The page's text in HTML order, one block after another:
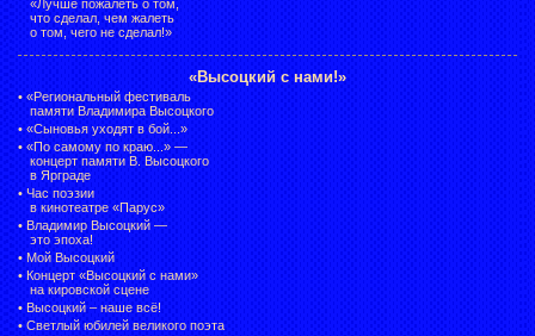
«Лучше пожалеть о том,
что сделал, чем жалеть
о том, чего не сделал!»
«Высоцкий с нами!»
• «Региональный фестиваль
памяти Владимира Высоцкого
• «Сыновья уходят в бой...»
• «По самому по краю...» —
концерт памяти В. Высоцкого
в Ярграде
• Час поэзии
в кинотеатре «Парус»
• Владимир Высоцкий —
это эпоха!
• Мой Высоцкий
• Концерт «Высоцкий с нами»
на кировской сцене
• Высоцкий – наше всё!
• Светлый юбилей великого поэта